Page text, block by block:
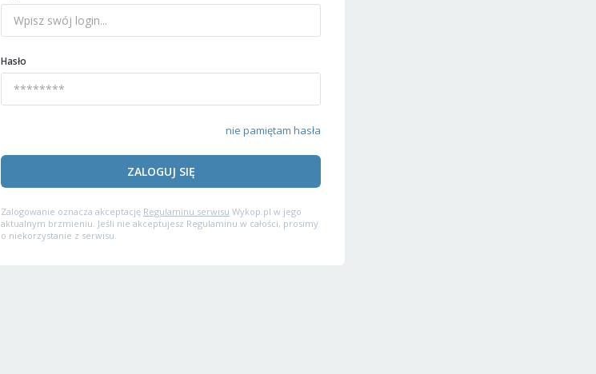
Hasło
nie pamiętam hasła
ZALOGUJ SIĘ
Zalogowanie oznacza akceptację Regulaminu serwisu Wykop.pl w jego
aktualnym brzmieniu. Jeśli nie akceptujesz Regulaminu w całości, prosimy
o niekorzystanie z serwisu.